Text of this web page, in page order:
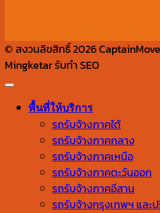
© สงวนลิขสิทธิ์ 2026
Mingketar รับทำ SEO
พื้นที่ให้บริการ
รถรับจ้างภาคใต้
รถรับจ้างภาคกลาง
รถรับจ้างภาคเหนือ
รถรับจ้างภาคตะวันออก
รถรับจ้างภาคอีสาน
รถรับจ้างกรุงเทพฯ แล